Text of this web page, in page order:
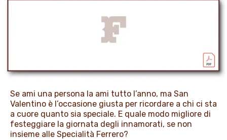
PROMOZIONI
NEWS & MEDIA
Se ami una persona la ami tutto l’anno, ma San
Valentino è l’occasione giusta per ricordare a chi ci sta
a cuore quanto sia speciale. E quale modo migliore di
festeggiare la giornata degli innamorati, se non
insieme alle Specialità Ferrero?